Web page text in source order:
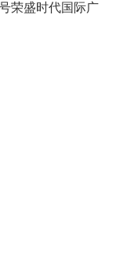
荣盛时代国际广